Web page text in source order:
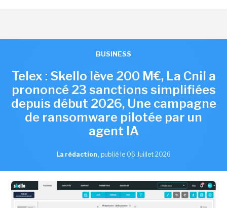
BUSINESS
Telex : Skello lève 200 M€, La Cnil a
prononcé 23 sanctions simplifiées
depuis début 2026, Une campagne
de ransomware pilotée par un
agent IA
La rédaction , publié le 06 Juillet 2026